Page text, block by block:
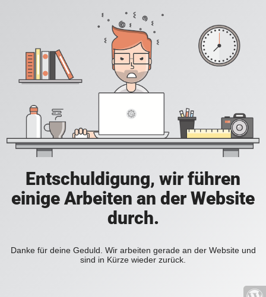
Entschuldigung, wir führen
einige Arbeiten an der Website
durch.
Danke für deine Geduld. Wir arbeiten gerade an der Website und
sind in Kürze wieder zurück.